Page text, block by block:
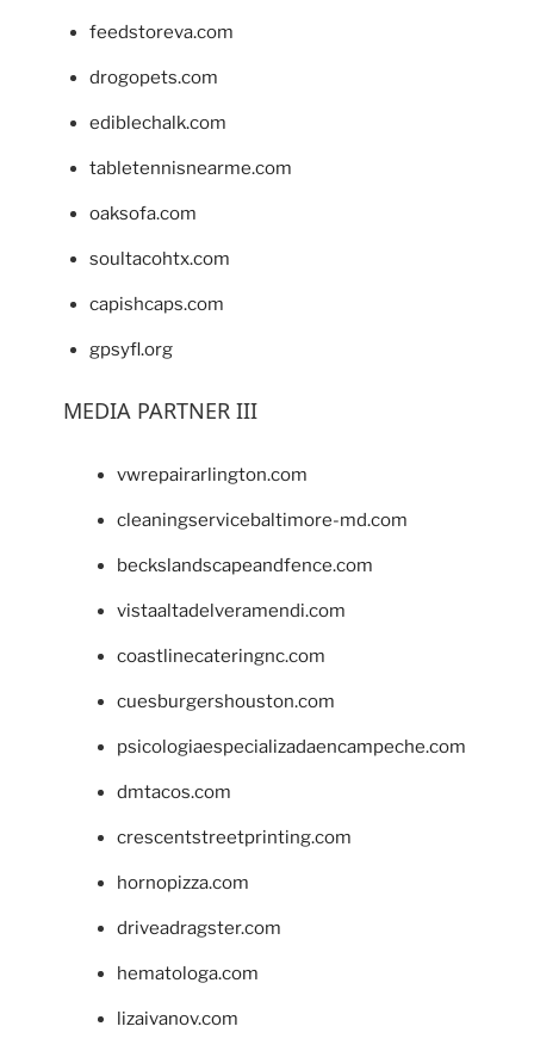
feedstoreva.com
drogopets.com
ediblechalk.com
tabletennisnearme.com
oaksofa.com
soultacohtx.com
capishcaps.com
gpsyfl.org
MEDIA PARTNER III
vwrepairarlington.com
cleaningservicebaltimore-md.com
beckslandscapeandfence.com
vistaaltadelveramendi.com
coastlinecateringnc.com
cuesburgershouston.com
psicologiaespecializadaencampeche.com
dmtacos.com
crescentstreetprinting.com
hornopizza.com
driveadragster.com
hematologa.com
lizaivanov.com